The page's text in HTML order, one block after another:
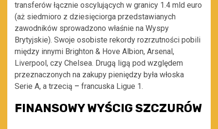
transferów łącznie oscylujących w granicy 1.4 ml d euro
(aż siedmioro z dziesięciorga przedstawianych
zawodników sprowadzono właśnie na Wyspy
Brytyjskie). Swoje osobiste rekordy rozrzutności pobili
między innymi Brighton & Hove Albion, Arsenal,
Liverpool, czy Chelsea. Drugą ligą pod względem
przeznaczonych na zakupy pieniędzy była włoska
Serie A, a trzecią – francuska Ligue 1.
FINANSOWY WYŚCIG SZCZURÓW